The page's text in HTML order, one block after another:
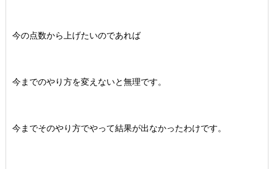
今の点数から上げたいのであれば
今までのやり方を変えないと無理です。
今までそのやり方でやって結果が出なかったわけです。